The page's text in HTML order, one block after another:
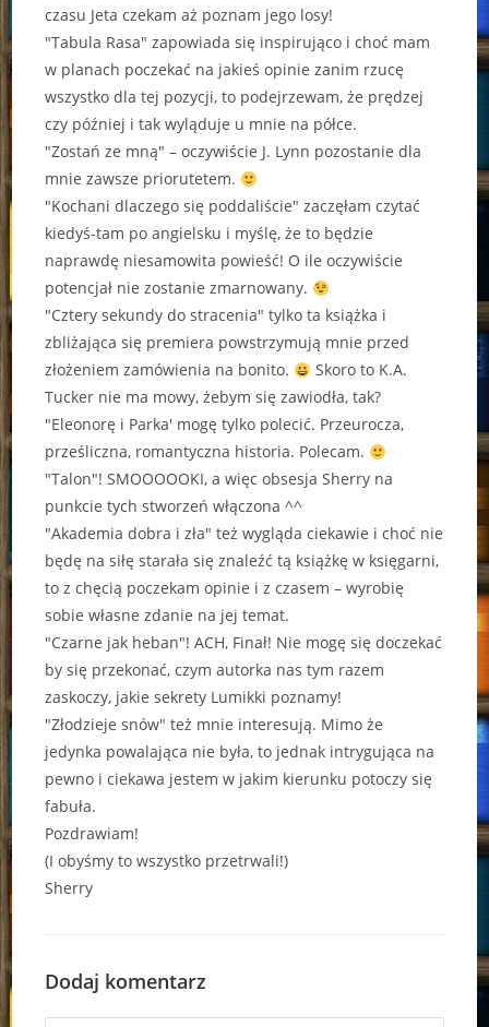
czasu Jeta czekam aż poznam jego losy!
"Tabula Rasa" zapowiada się inspirująco i choć mam
w planach poczekać na jakieś opinie zanim rzucę
wszystko dla tej pozycji, to podejrzewam, że prędzej
czy później i tak wyląduje u mnie na półce.
"Zostań ze mną" – oczywiście J. Lynn pozostanie dla
mnie zawsze priorutetem.
"Kochani dlaczego się poddaliście" zaczęłam czytać
kiedyś-tam po angielsku i myślę, że to będzie
naprawdę niesamowita powieść! O ile oczywiście
potencjał nie zostanie zmarnowany.
"Cztery sekundy do stracenia" tylko ta książka i
zbliżająca się premiera powstrzymują mnie przed
złożeniem zamówienia na bonito.
Skoro to K.A.
Tucker nie ma mowy, żebym się zawiodła, tak?
"Eleonorę i Parka' mogę tylko polecić. Przeurocza,
prześliczna, romantyczna historia. Polecam.
"Talon"! SMOOOOOKI, a więc obsesja Sherry na
punkcie tych stworzeń włączona ^^
"Akademia dobra i zła" też wygląda ciekawie i choć nie
będę na siłę starała się znaleźć tą książkę w księgarni,
to z chęcią poczekam opinie i z czasem – wyrobię
sobie własne zdanie na jej temat.
"Czarne jak heban"! ACH, Finał! Nie mogę się doczekać
by się przekonać, czym autorka nas tym razem
zaskoczy, jakie sekrety Lumikki poznamy!
"Złodzieje snów" też mnie interesują. Mimo że
jedynka powalająca nie była, to jednak intrygująca na
pewno i ciekawa jestem w jakim kierunku potoczy się
fabuła.
Pozdrawiam!
(I obyśmy to wszystko przetrwali!)
Sherry
Dodaj komentarz